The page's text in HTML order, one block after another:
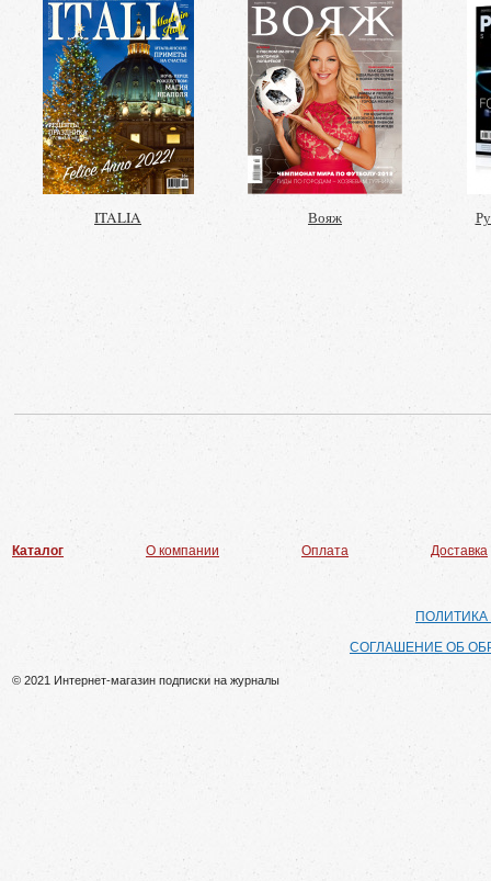
ITALIA Вояж
Каталог О компании Оплата Доставка
СОГЛАШЕНИЕ ОБ
© 2021 Интернет-магазин подписки на журналы